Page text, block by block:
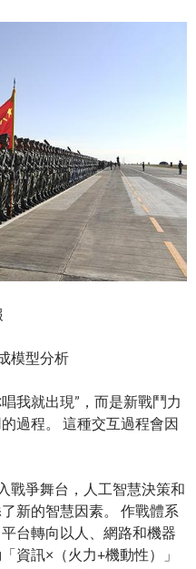
模型分析
我就出現”，而是新戰鬥力
過程。 這種交互過程會因
戰爭舞台，人工智慧決策和
新的智慧因素。 作戰體系
台轉向以人、網路和機器
資訊×（火力+機動性）」